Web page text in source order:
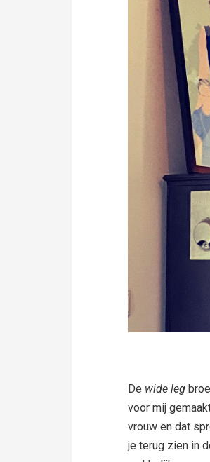
De wide leg
voor mij
vrouw en dat
je terug zien in